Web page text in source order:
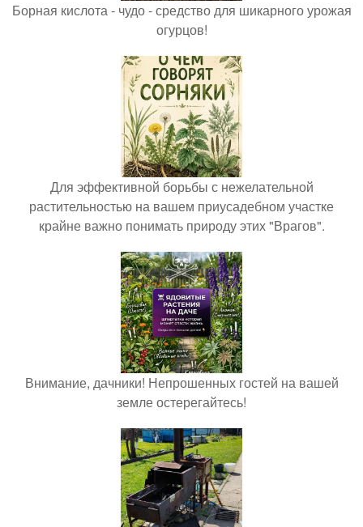
Борная кислота - чудо - средство для шикарного урожая
огурцов!
Для эффективной борьбы с нежелательной
растительностью на вашем приусадебном участке
крайне важно понимать природу этих "Врагов".
Внимание, дачники! Непрошенных гостей на вашей
земле остерегайтесь!